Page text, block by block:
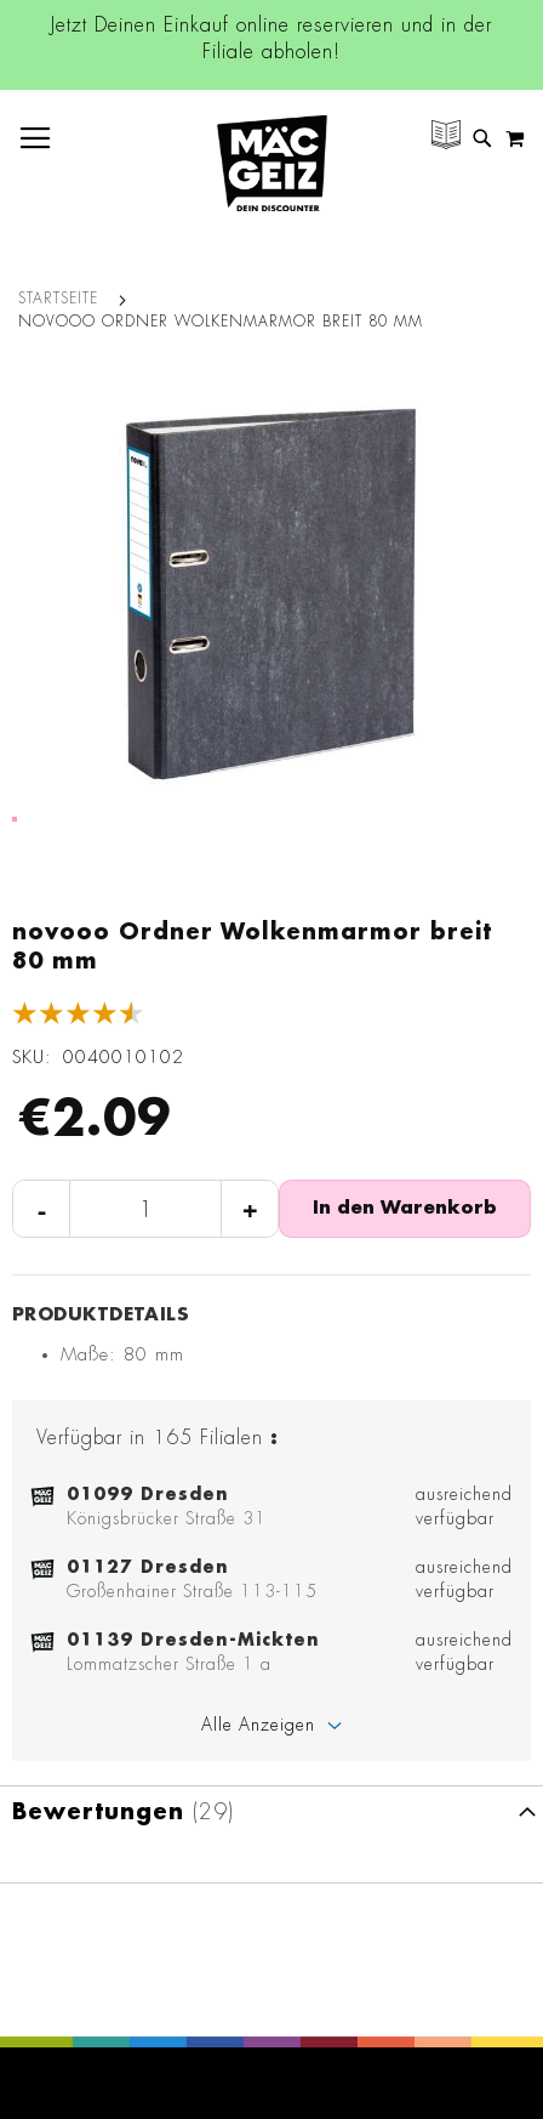
Jetzt Deinen Einkauf online reservieren und in der
Filiale abholen!
SUCHE
STARTSEITE
NOVOOO ORDNER WOLKENMARMOR BREIT 80 MM
novooo Ordner Wolkenmarmor breit
80 mm
★★★★★
SKU 0040010102
€2.09
- + In den Warenkorb
Maße: 80 mm
Verfügbar in 165 Filialen :
01099 Dresden
Königsbrücker Straße 31
ausreichend
verfügbar
01127 Dresden
Großenhainer Straße 113-115
ausreichend
verfügbar
01139 Dresden-Mickten
Lommatzscher Straße 1 a
ausreichend
verfügbar
Alle Anzeigen
Anfang
der
springen
Bewertungen 29